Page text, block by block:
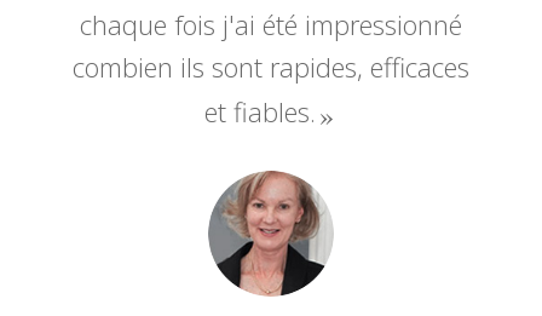
chaque fois j'ai été impressionné
combien ils sont rapides, efficaces
et fiables.